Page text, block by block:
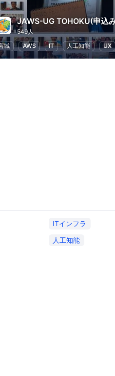
549人
城
AWS IT 人工知能 UX
ITインフラ
人工知能